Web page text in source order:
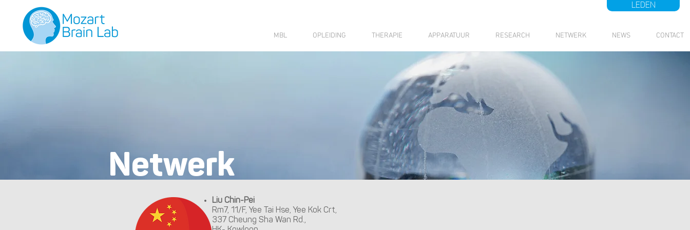
LEDEN
MBL OPLEIDING THERAPIE APPARATUUR RESEARCH NETWERK NEWS CONTACT
Netwerk
Liu Chin-Pei
Rm7, 11/F, Yee Tai Hse, Yee Kok Crt,
337 Cheung Sha Wan Rd.,